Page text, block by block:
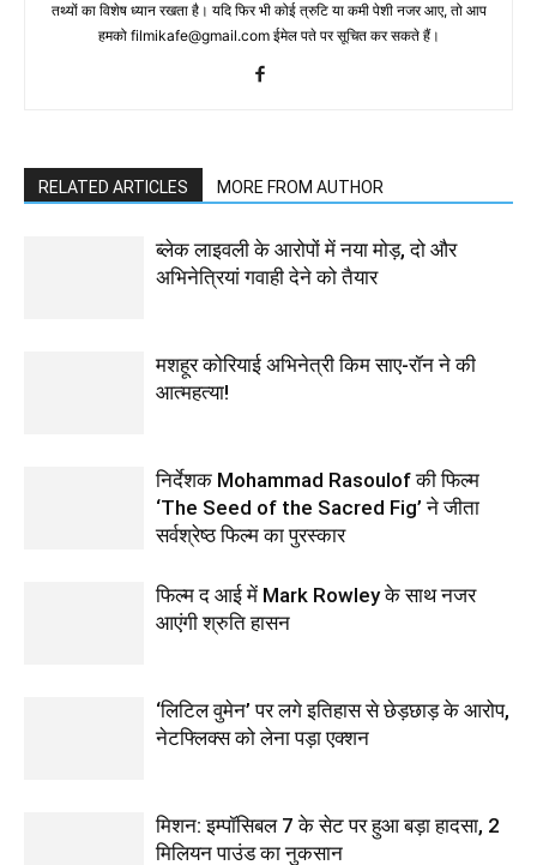
तथ्‍यों का विशेष ध्‍यान रखता है। यदि फिर भी कोई त्रुटि या कमी पेशी नजर आए, तो आप
हमको filmikafe@gmail.com ईमेल पते पर सूचित कर सकते हैं।
RELATED ARTICLES MORE FROM AUTHOR
ब्लेक लाइवली के आरोपों में नया मोड़, दो और
अभिनेत्रियां गवाही देने को तैयार
मशहूर कोरियाई अभिनेत्री किम साए-रॉन ने की
आत्महत्या!
निर्देशक Mohammad Rasoulof की फिल्म
‘The Seed of the Sacred Fig’ ने जीता
सर्वश्रेष्ठ फिल्म का पुरस्कार
फिल्‍म द आई में Mark Rowley के साथ नजर
आएंगी श्रुति हासन
‘लिटिल वुमेन’ पर लगे इतिहास से छेड़छाड़ के आरोप,
नेटफ्लिक्स को लेना पड़ा एक्‍शन
मिशन: इम्पॉसिबल 7 के सेट पर हुआ बड़ा हादसा, 2
मिलियन पाउंड का नुकसान